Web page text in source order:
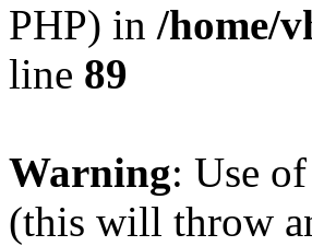
PHP) in /home/
line 89
Warning: Use
(this will throw